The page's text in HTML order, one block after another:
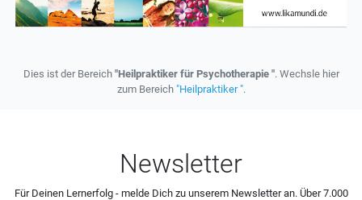
Dies ist der Bereich "Heilpraktiker für Psychotherapie ". Wechsle hier
zum Bereich "Heilpraktiker ".
Newsletter
Für Deinen Lernerfolg - melde Dich zu unserem Newsletter an. Über 7.000